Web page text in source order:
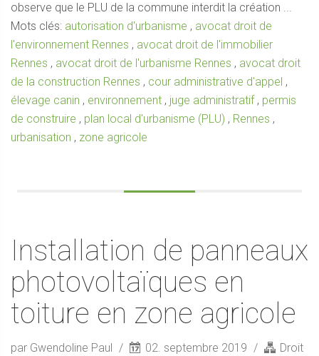
observe que le PLU de la commune interdit la création ...
Mots clés: autorisation d'urbanisme , avocat droit de
l'environnement Rennes , avocat droit de l'immobilier
Rennes , avocat droit de l'urbanisme Rennes , avocat droit
de la construction Rennes , cour administrative d'appel ,
élevage canin , environnement , juge administratif, permis
de construire , plan local d'urbanisme (PLU) , Rennes ,
urbanisation , zone agricole
Installation de panneaux
photovoltaïques en
toiture en zone agricole
par Gwendoline Paul 02. septembre 2019 Droit